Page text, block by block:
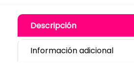
Descripción
Información adicional